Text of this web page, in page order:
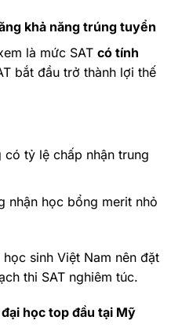
khả năng trúng tuyển
là mức SAT có tính
bắt đầu trở thành lợi thế
tỷ lệ chấp nhận trung
nhận học bổng merit nhỏ
sinh Việt Nam nên đặt
thi SAT nghiêm túc.
học top đầu tại Mỹ